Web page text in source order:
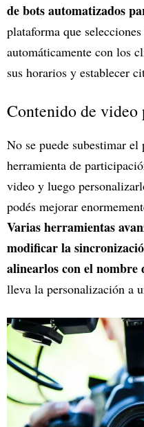
de bots automatizados
plataforma que
automáticamente con los
sus horarios y establecer
Contenido de video
No se puede subestimar
herramienta de
video y luego
podés mejorar
Varias herramientas
modificar la
alinearlos con el nombre
lleva la personalización a